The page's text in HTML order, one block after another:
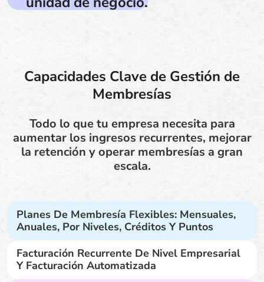
Capacidades Clave de Gestión de
Membresías
Todo lo que tu empresa necesita para
aumentar los ingresos recurrentes, mejorar
la retención y operar membresías a gran
escala.
Planes De Membresía Flexibles: Mensuales,
Anuales, Por Niveles, Créditos Y Puntos
Facturación Recurrente De Nivel Empresarial
Y Facturación Automatizada